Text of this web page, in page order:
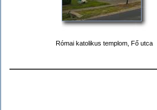
Római katolikus templom, Fő utca